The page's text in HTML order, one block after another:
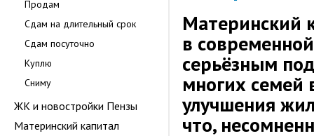
Продам
Сдам на длительный срок
Сдам посуточно
Куплю
Сниму
ЖК и новостройки Пензы
Материнский капитал
Материнский
в
серьёзным
многих семей
улучшения
что,